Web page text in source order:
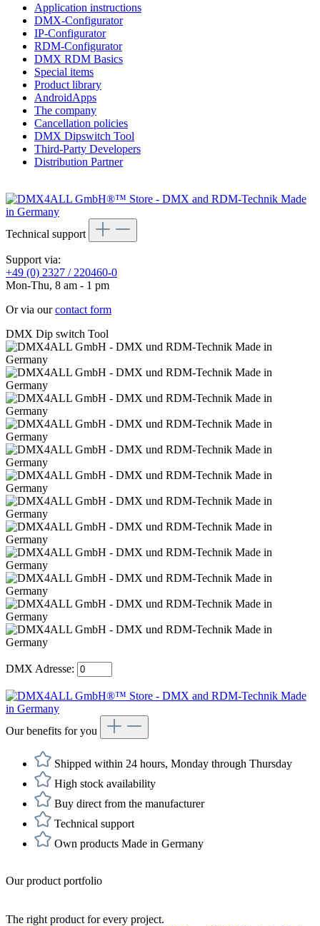
Application instructions
DMX-Configurator
IP-Configurator
RDM-Configurator
DMX RDM Basics
Special items
Product library
AndroidApps
The company
Cancellation policies
DMX Dipswitch Tool
Third-Party Developers
Distribution Partner
Technical support
Support via:
+49 (0) 2327 / 220460-0
Mon-Thu, 8 am - 1 pm
Or via ourcontact form
DMX Dip switch Tool
DMX Adresse:
Our benefits for you
Shipped within 24 hours, Monday through Thursday
High stock availability
Buy direct from the manufacturer
Technical support
Own products Made in Germany
Our product portfolio
The right product for every project.